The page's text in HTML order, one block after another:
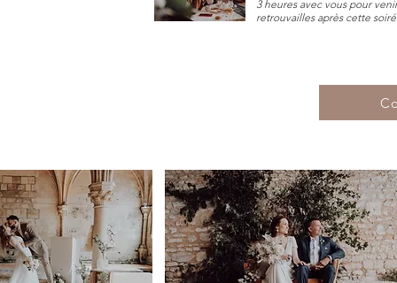
3 heures avec vous pour
retrouvailles après cette